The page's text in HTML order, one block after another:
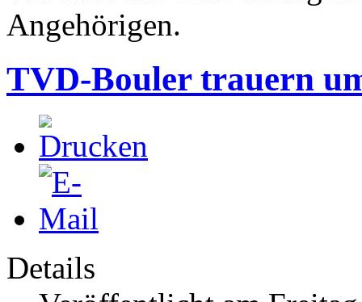
Angehörigen.
TVD-Bouler trauern
Details